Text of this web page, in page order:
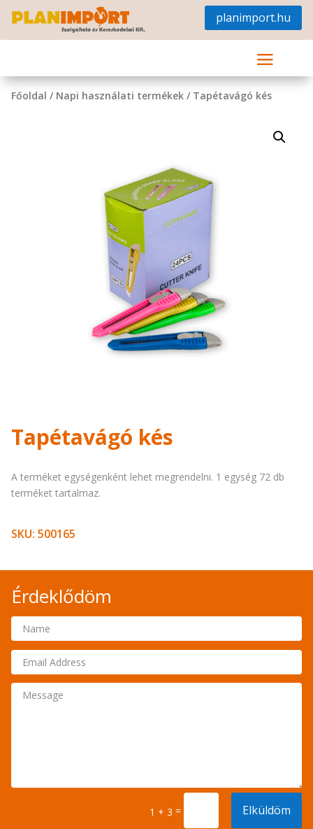
planimport.hu
Főoldal / Napi használati termékek / Tapétavágó kés
Tapétavágó kés
A terméket egységenként lehet megrendelni. 1 egység 72 db
terméket tartalmaz.
SKU: 500165
Érdeklődöm
1 + 3 = Elküldöm